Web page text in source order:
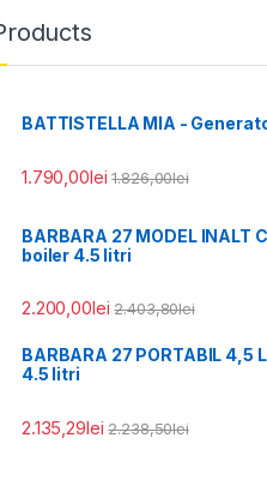
BATTISTELLA MIA -
1.790,00lei 1.826,00lei
BARBARA 27 MODEL INALT
boiler 4.5 litri
2.200,00lei 2.403,80lei
BARBARA 27 PORTABIL
4.5 litri
2.135,29lei 2.238,50lei